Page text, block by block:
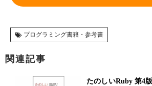
プログラミング書籍・参考書
関連記事
たのしいRuby 第4